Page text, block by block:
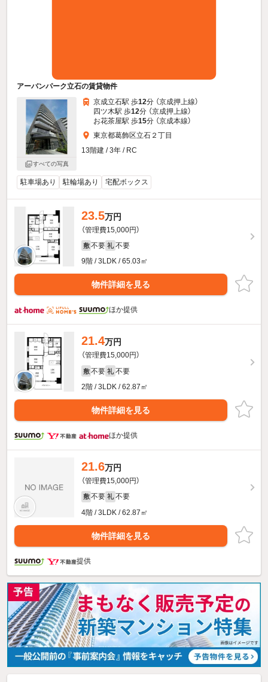
アーバンパーク立石の賃貸物件
すべての写真
京成立石駅 歩12分 （京成押上線）
四ツ木駅 歩12分 （京成押上線）
お花茶屋駅 歩15分 （京成本線）
東京都葛飾区立石２丁目
13階建 / 3年 / RC
駐車場あり 駐輪場あり 宅配ボックス
23.5万円
（管理費15,000円）
敷 不要 礼 不要
9階 / 3LDK / 65.03㎡
物件詳細を見る
ほか提供
21.4万円
（管理費15,000円）
敷 不要 礼 不要
2階 / 3LDK / 62.87㎡
物件詳細を見る
ほか提供
21.6万円
（管理費15,000円）
敷 不要 礼 不要
4階 / 3LDK / 62.87㎡
物件詳細を見る
提供